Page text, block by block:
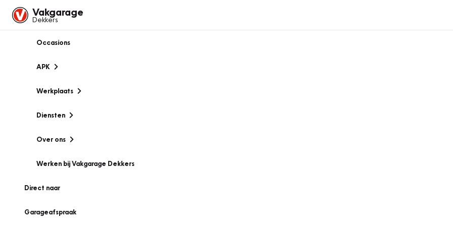
Vakgarage
Dekkers
Occasions
APK
Werkplaats
Diensten
Over ons
Werken bij Vakgarage Dekkers
Direct naar
Garageafspraak